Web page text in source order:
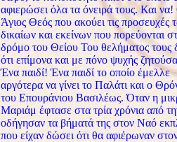
αφιερώσει όλα τα όνειρά τους. Και
Άγιος Θεός που ακούει τις προσευχές
δικαίων και εκείνων που πορεύονται
δρόμο του Θείου Του θελήματος τους
ότι επίμονα και με πόνο ψυχής
Ένα παιδί! Ένα παιδί το οποίο έμελλε
αργότερα να γίνει το Παλάτι και ο
του Επουράνιου Βασιλέως. Όταν η
Μαριάμ έφτασε στα τρία χρόνια από
οδήγησαν τα βήματά της στον Ναό
που είχαν δώσει ότι θα αφιέρωναν